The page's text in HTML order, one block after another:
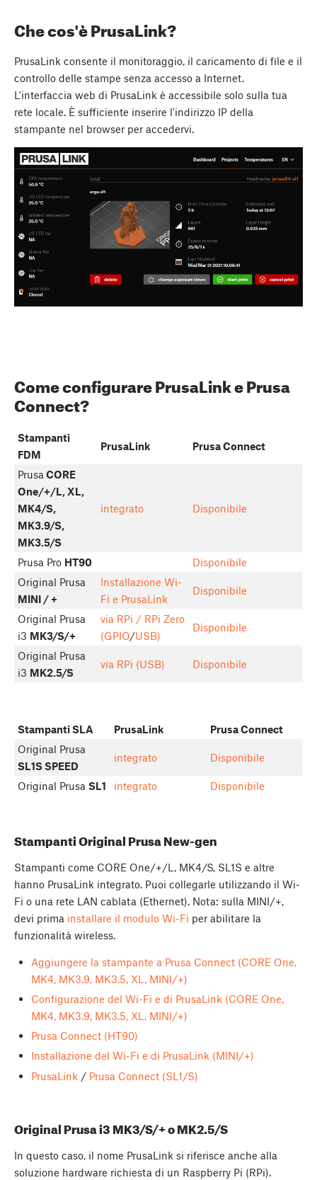
Che cos'è PrusaLink?
PrusaLink consente il monitoraggio, il caricamento di file e il
controllo delle stampe senza accesso a Internet.
L'interfaccia web di PrusaLink è accessibile solo sulla tua
rete locale. È sufficiente inserire l'indirizzo IP della
stampante nel browser per accedervi.
Come configurare PrusaLink e Prusa
Connect?
Stampanti
FDM
PrusaLink Prusa Connect
Prusa CORE
One/+/L, XL,
MK4/S,
MK3.9/S,
MK3.5/S
integrato Disponibile
Prusa Pro HT90
Disponibile
Original Prusa
MINI / +
Installazione Wi-
Fi e PrusaLink
Disponibile
Original Prusa
i3 MK3/S/+
via RPi / RPi Zero
(GPIO/USB)
Disponibile
Original Prusa
i3 MK2.5/S
via RPi (USB) Disponibile
Stampanti SLA PrusaLink
Prusa Connect
Original Prusa
SL1S SPEED
integrato Disponibile
Original Prusa SL1 integrato Disponibile
Stampanti Original Prusa New-gen
Stampanti come CORE One/+/L, MK4/S, SL1S e altre
hanno PrusaLink integrato. Puoi collegarle utilizzando il Wi-
Fi o una rete LAN cablata (Ethernet). Nota: sulla MINI/+,
devi prima installare il modulo Wi-Fi per abilitare la
funzionalità wireless.
Aggiungere la stampante a Prusa Connect (CORE One,
MK4, MK3.9, MK3.5, XL, MINI/+)
Configurazione del Wi-Fi e di PrusaLink (CORE One,
MK4, MK3.9, MK3.5, XL, MINI/+)
Prusa Connect (HT90)
Installazione del Wi-Fi e di PrusaLink (MINI/+)
PrusaLink / Prusa Connect (SL1/S)
Original Prusa i3 MK3/S/+ o MK2.5/S
In questo caso, il nome PrusaLink si riferisce anche alla
soluzione hardware richiesta di un Raspberry Pi (RPi).